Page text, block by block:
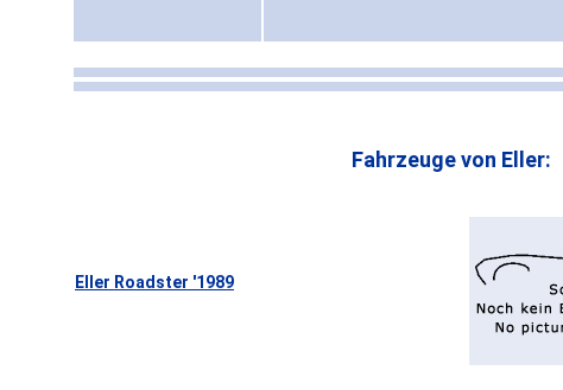
Fahrzeuge von Eller:
Eller Roadster '1989